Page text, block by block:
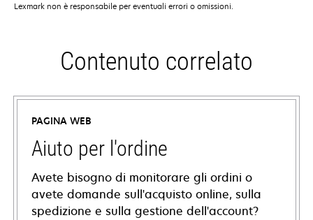
Lexmark non è responsabile per eventuali errori o omissioni.
Contenuto correlato
PAGINA WEB
Aiuto per l'ordine
Avete bisogno di monitorare gli ordini o
avete domande sull'acquisto online, sulla
spedizione e sulla gestione dell'account?